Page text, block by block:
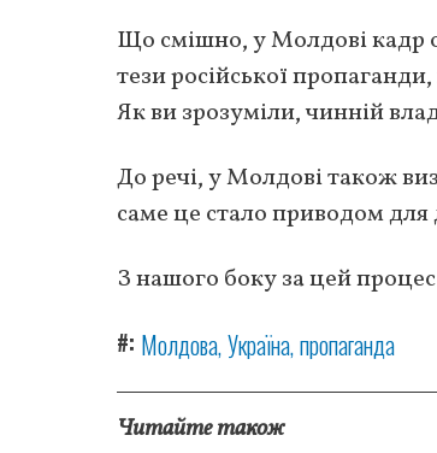
Що смішно, у Молдові кадр
тези російської
Як ви зрозуміли, чинній
До речі, у Молдові також
саме це стало приводом для
З нашого боку за цей
# Молдова Україна пропаганда
Читайте також